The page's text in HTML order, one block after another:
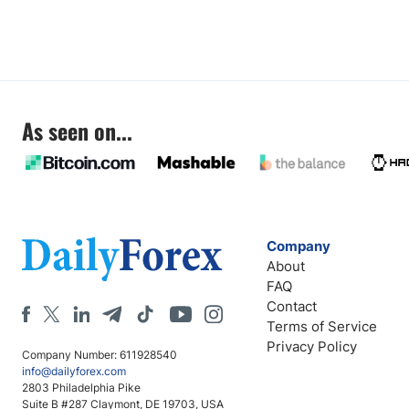
As seen on...
Company Number: 611928540
info@dailyforex.com
2803 Philadelphia Pike
Suite B #287 Claymont, DE 19703, USA
Company
About
FAQ
Contact
Terms of Service
Privacy Policy